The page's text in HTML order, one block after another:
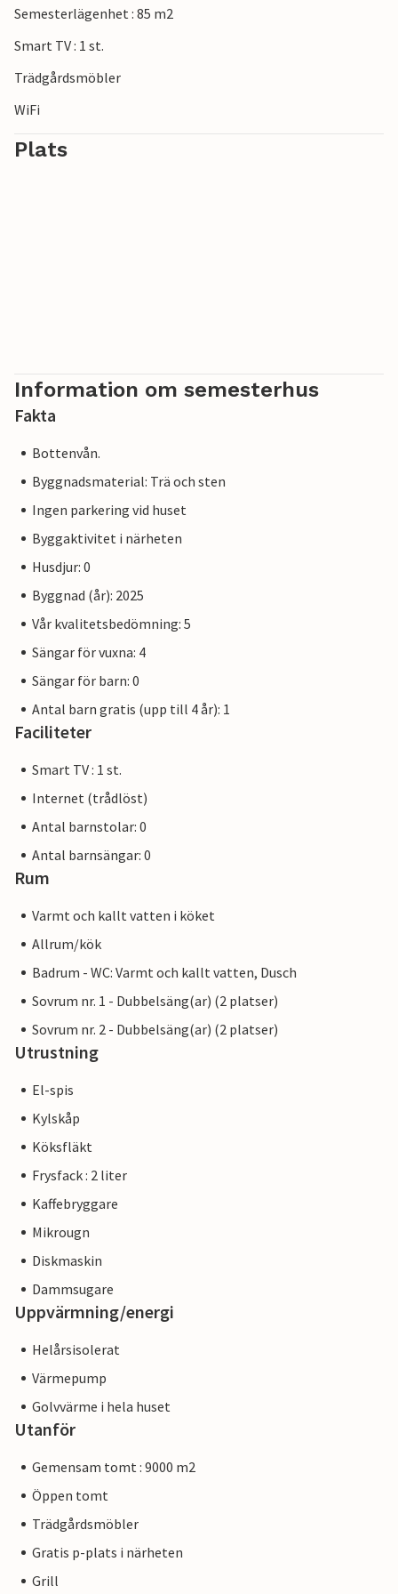
Idag är dessa särskilt exklusiva.
under uppbyggnad.
Semesterlägenhet : 85 m2
Smart TV : 1 st.
Trädgårdsmöbler
WiFi
Plats
Information om semesterhus
Fakta
Bottenvån.
Byggnadsmaterial: Trä och sten
Ingen parkering vid huset
Byggaktivitet i närheten
Husdjur: 0
Byggnad (år): 2025
Vår kvalitetsbedömning: 5
Sängar för vuxna: 4
Sängar för barn: 0
Antal barn gratis (upp till 4 år): 1
Faciliteter
Smart TV : 1 st.
Internet (trådlöst)
Antal barnstolar: 0
Antal barnsängar: 0
Rum
Varmt och kallt vatten i köket
Allrum/kök
Badrum - WC: Varmt och kallt vatten, Dusch
Sovrum nr. 1 - Dubbelsäng(ar) (2 platser)
Sovrum nr. 2 - Dubbelsäng(ar) (2 platser)
Utrustning
El-spis
Kylskåp
Köksfläkt
Frysfack : 2 liter
Kaffebryggare
Mikrougn
Diskmaskin
Dammsugare
Uppvärmning/energi
Helårsisolerat
Värmepump
Golvvärme i hela huset
Utanför
Gemensam tomt : 9000 m2
Öppen tomt
Trädgårdsmöbler
Gratis p-plats i närheten
Grill